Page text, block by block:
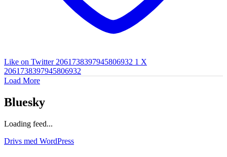
Like on Twitter 2061738397945806932 1 X
2061738397945806932
Load More
Bluesky
Loading feed...
Drivs med WordPress